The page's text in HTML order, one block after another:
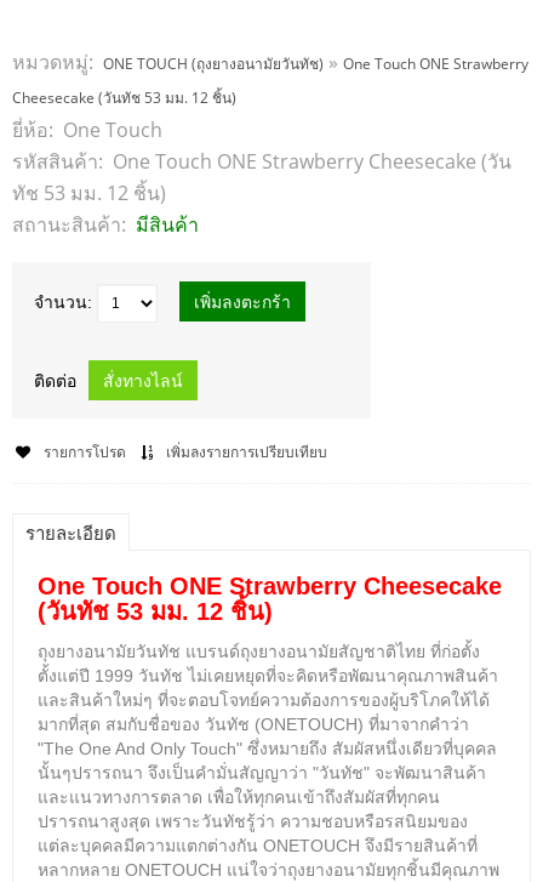
หมวดหมู่: ONE TOUCH (ถุงยางอนามัยวันทัช) » One Touch ONE Strawberry
Cheesecake (วันทัช 53 มม. 12 ชิ้น)
ยี่ห้อ: One Touch
รหัสสินค้า: One Touch ONE Strawberry Cheesecake (วัน
ทัช 53 มม. 12 ชิ้น)
สถานะสินค้า: มีสินค้า
จำนวน:
ติดต่อ
รายการโปรด เพิ่มลงรายการเปรียบเทียบ
รายละเอียด
One Touch ONE Strawberry Cheesecake
(วันทัช 53 มม. 12 ชิ้น)
ถุงยางอนามัยวันทัช แบรนด์ถุงยางอนามัยสัญชาติไทย ที่ก่อตั้ง
ตั้งแต่ปี 1999 วันทัช ไม่เคยหยุดที่จะคิดหรือพัฒนาคุณภาพสินค้า
และสินค้าใหม่ๆ ที่จะตอบโจทย์ความต้องการของผู้บริโภคให้ได้
มากที่สุด สมกับชื่อของ วันทัช (ONETOUCH) ที่มาจากคำว่า
"The One And Only Touch" ซึ่งหมายถึง สัมผัสหนึ่งเดียวที่บุคคล
นั้นๆปรารถนา จึงเป็นคำมั่นสัญญาว่า "วันทัช" จะพัฒนาสินค้า
และแนวทางการตลาด เพื่อให้ทุกคนเข้าถึงสัมผัสที่ทุกคน
ปรารถนาสูงสุด เพราะวันทัชรู้ว่า ความชอบหรือรสนิยมของ
แต่ละบุคคลมีความแตกต่างกัน ONETOUCH จึงมีรายสินค้าที่
หลากหลาย ONETOUCH แน่ใจว่าถุงยางอนามัยทุกชิ้นมีคุณภาพ